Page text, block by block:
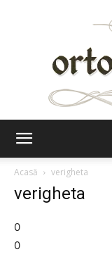
Acasă
verigheta
verigheta
0
0